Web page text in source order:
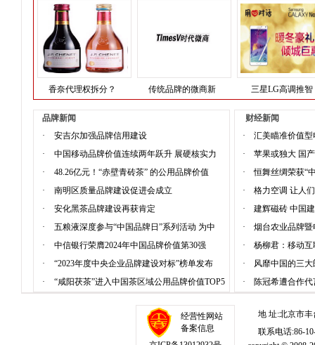
香奈代理权拆分？ 传统品牌的微商新 三星LG高调推智
品牌新闻
·
安吉尔加强品牌信用建设
·
中国移动品牌价值连续两年跃升 展硬核实力
·
48.26亿元！“赤壁青砖茶” 的公用品牌价值
·
南明区质量品牌建设促进会成立
·
安化黑茶品牌建设再获肯定
·
五粮液深度参与“中国品牌日”系列活动 为中
·
中信银行荣膺2024年中国品牌价值第30强
·
“2023年度中央企业品牌建设对标”榜单发布
·
“咸阳茯茶”进入中国茶区域公用品牌价值TOP5
财经新闻
·
汇美瞄准价值
·
苹果或独大 国
·
恒舞丝绸荣获“
·
格力空调 让人
·
建辉磁砖 中国
·
烟台农业品牌
·
杨柳君：移动
·
风靡中国的三
·
陈冠希遭合作
经营性网站
备案信息
地 址:北京市
联系电话:86-